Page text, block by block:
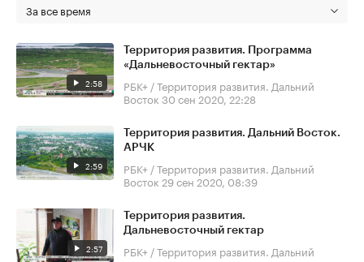
За все время
2:58
Территория развития. Программа
«Дальневосточный гектар»
РБК+ / Территория развития. Дальний
Восток 30 сен 2020, 22:28
2:59
Территория развития. Дальний Восток.
АРЧК
РБК+ / Территория развития. Дальний
Восток 29 сен 2020, 08:39
2:57
Территория развития.
Дальневосточный гектар
РБК+ / Территория развития. Дальний